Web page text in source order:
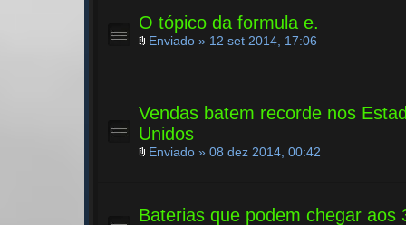
O tópico da formula e.
Enviado » 12 set 2014, 17:06
Vendas batem recorde nos
Unidos
Enviado » 08 dez 2014, 00:42
Baterias que podem chegar aos